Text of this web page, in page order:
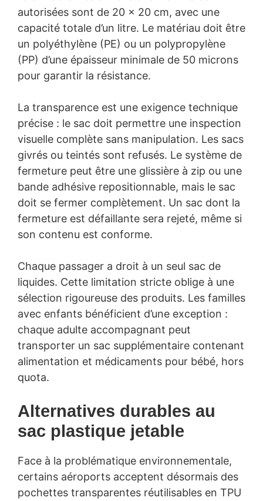
autorisées sont de 20 x 20 cm, avec une
capacité totale d’un litre. Le matériau doit être
un polyéthylène (PE) ou un polypropylène
(PP) d’une épaisseur minimale de 50 microns
pour garantir la résistance.
La transparence est une exigence technique
précise : le sac doit permettre une inspection
visuelle complète sans manipulation. Les sacs
givrés ou teintés sont refusés. Le système de
fermeture peut être une glissière à zip ou une
bande adhésive repositionnable, mais le sac
doit se fermer complètement. Un sac dont la
fermeture est défaillante sera rejeté, même si
son contenu est conforme.
Chaque passager a droit à un seul sac de
liquides. Cette limitation stricte oblige à une
sélection rigoureuse des produits. Les familles
avec enfants bénéficient d’une exception :
chaque adulte accompagnant peut
transporter un sac supplémentaire contenant
alimentation et médicaments pour bébé, hors
quota.
Alternatives durables au
sac plastique jetable
Face à la problématique environnementale,
certains aéroports acceptent désormais des
pochettes transparentes réutilisables en TPU